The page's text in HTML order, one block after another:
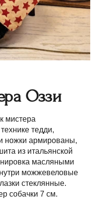
Оззи
мистера
тедди,
ножки армированы,
из итальянской
масляными
можжевеловые
стеклянные.
собачки 7 см.